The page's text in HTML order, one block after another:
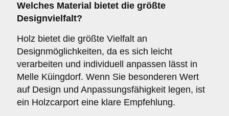
Welches Material bietet die größte
Designvielfalt?
Holz bietet die größte Vielfalt an
Designmöglichkeiten, da es sich leicht
verarbeiten und individuell anpassen lässt in
Melle Küingdorf. Wenn Sie besonderen Wert
auf Design und Anpassungsfähigkeit legen, ist
ein Holzcarport eine klare Empfehlung.